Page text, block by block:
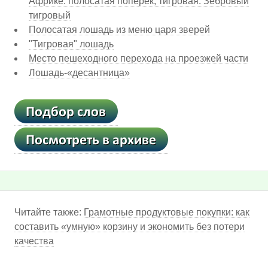
тигровый
Полосатая лошадь из меню царя зверей
"Тигровая" лошадь
Место пешеходного перехода на проезжей части
Лошадь-«десантница»
Читайте также: Грамотные продуктовые покупки: как
составить «умную» корзину и экономить без потери
качества